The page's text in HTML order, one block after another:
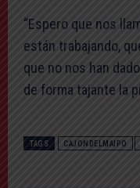
“Espero que nos
están trabajando,
que no nos han
de forma tajante la
TAGS CAJONDELMAIPO